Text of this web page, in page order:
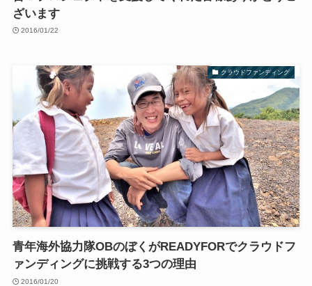
ざいます
2016/01/22
クラウドファンディング
青年海外協力隊OBのぼくがREADYFORでクラウドフ
ァンディングに挑戦する3つの理由
2016/01/20